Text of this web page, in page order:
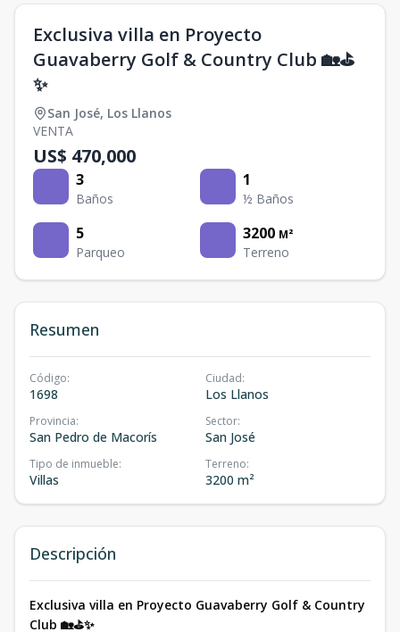
Exclusiva villa en Proyecto
Guavaberry Golf & Country Club 🏡⛳
✨
San José, Los Llanos
VENTA
US$ 470,000
3
Baños
1
½ Baños
5
Parqueo
3200 M²
Terreno
Resumen
Código:
1698
Ciudad:
Los Llanos
Provincia:
San Pedro de Macorís
Sector:
San José
Tipo de inmueble:
Villas
Terreno:
3200 m²
Descripción
Exclusiva villa en Proyecto Guavaberry Golf & Country
Club 🏡⛳✨